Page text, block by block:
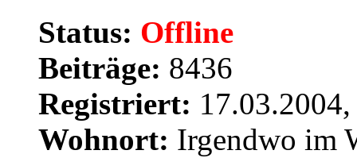
Status: Offline
Beiträge: 8436
Registriert:
Wohnort: Irgendwo im